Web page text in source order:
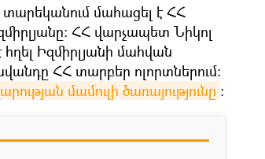
տարեկանում մահացել է ՀՀ
ՀՀ վարչապետ Նիկոլ
Իզմիրլյանի մահվան
ՀՀ տարբեր ոլորտներում:
մամուլի ծառայությունը ։